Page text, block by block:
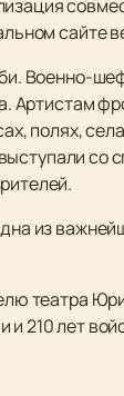
сайте
Военно-
Артистам
полях,
из
театра
210 лет